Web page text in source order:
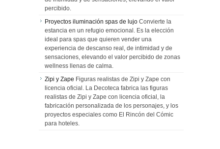
percibido.
Proyectos iluminación spas de lujo Convierte la
estancia en un refugio emocional. Es la elección
ideal para spas que quieren vender una
experiencia de descanso real, de intimidad y de
sensaciones, elevando el valor percibido de zonas
wellness llenas de calma.
Zipi y Zape Figuras realistas de Zipi y Zape con
licencia oficial. La Decoteca fabrica las figuras
realistas de Zipi y Zape con licencia oficial, la
fabricación personalizada de los personajes, y los
proyectos especiales como El Rincón del Cómic
para hoteles.